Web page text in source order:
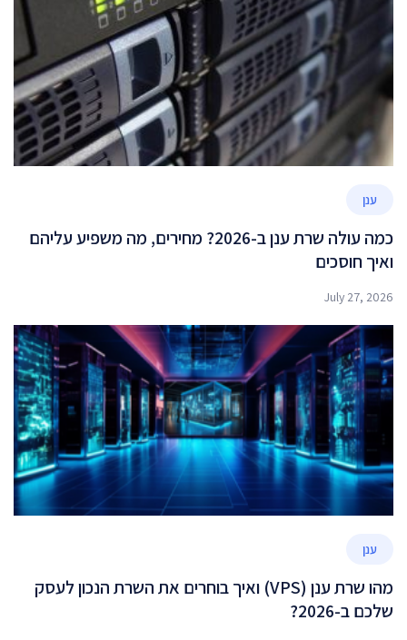
ענן
כמה עולה שרת ענן ב-2026? מחירים, מה משפיע עליהם
ואיך חוסכים
July 27, 2026
ענן
מהו שרת ענן (VPS) ואיך בוחרים את השרת הנכון לעסק
שלכם ב-2026?